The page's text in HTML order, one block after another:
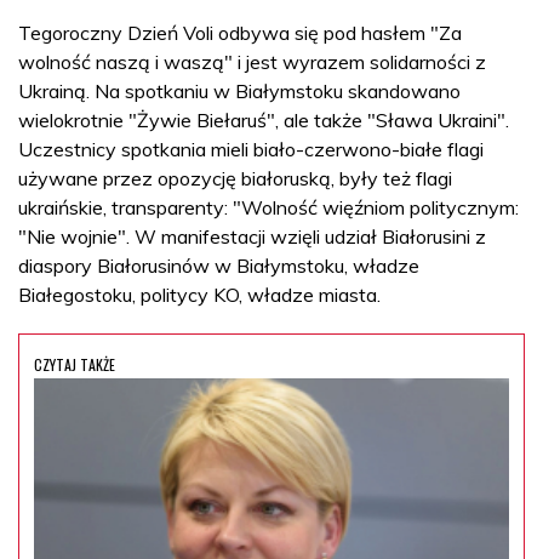
Tegoroczny Dzień Voli odbywa się pod hasłem "Za
wolność naszą i waszą" i jest wyrazem solidarności z
Ukrainą. Na spotkaniu w Białymstoku skandowano
wielokrotnie "Żywie Biełaruś", ale także "Sława Ukraini".
Uczestnicy spotkania mieli biało-czerwono-białe flagi
używane przez opozycję białoruską, były też flagi
ukraińskie, transparenty: "Wolność więźniom politycznym:
"Nie wojnie". W manifestacji wzięli udział Białorusini z
diaspory Białorusinów w Białymstoku, władze
Białegostoku, politycy KO, władze miasta.
CZYTAJ TAKŻE